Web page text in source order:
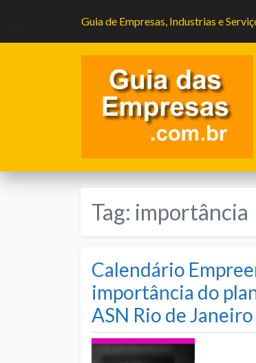
Guia de Empresas, Industrias e
Tag: importância
Calendário
importância do
ASN Rio de Janeiro